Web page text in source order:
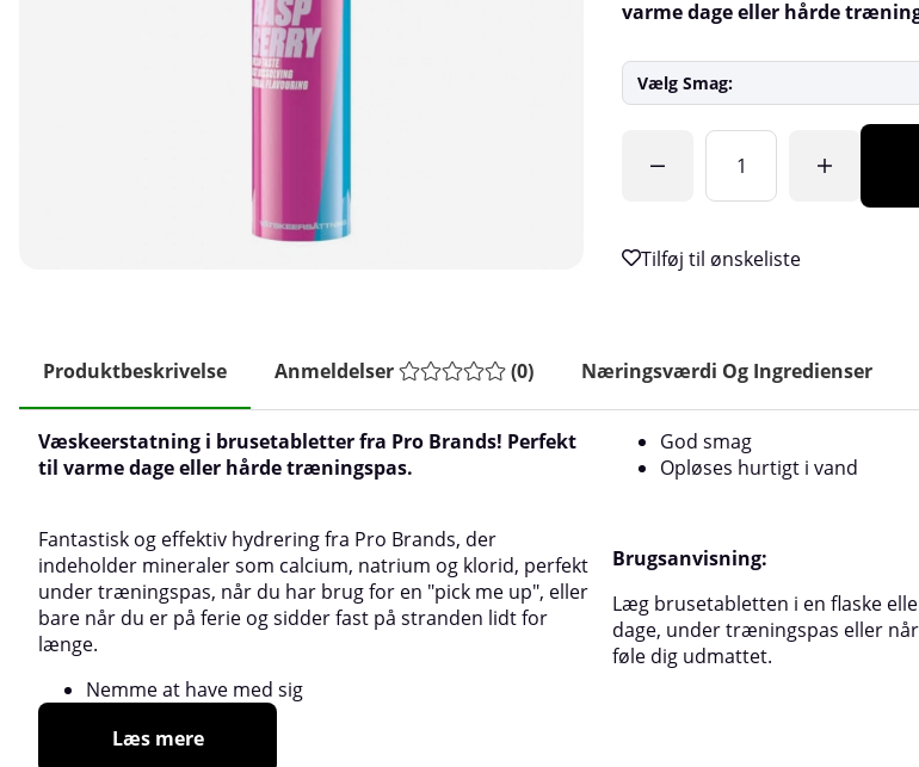
varme dage eller hårde
Vælg Smag:
Produktbeskrivelse Anmeldelser (0) Næringsværdi Og Ingredienser
Væskeerstatning i brusetabletter fra Pro Brands! Perfekt
til varme dage eller hårde træningspas.
Fantastisk og effektiv hydrering fra Pro Brands, der
indeholder mineraler som calcium, natrium og klorid, perfekt
under træningspas, når du har brug for en "pick me up", eller
bare når du er på ferie og sidder fast på stranden lidt for
længe.
Nemme at have med sig
God smag
Opløses hurtigt i vand
Brugsanvisning:
Læg brusetabletten i en flaske
dage, under træningspas eller
føle dig udmattet.
Læs mere